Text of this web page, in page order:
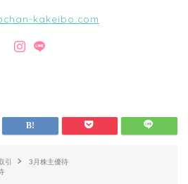
kakeibo.com
引
3月株主優待